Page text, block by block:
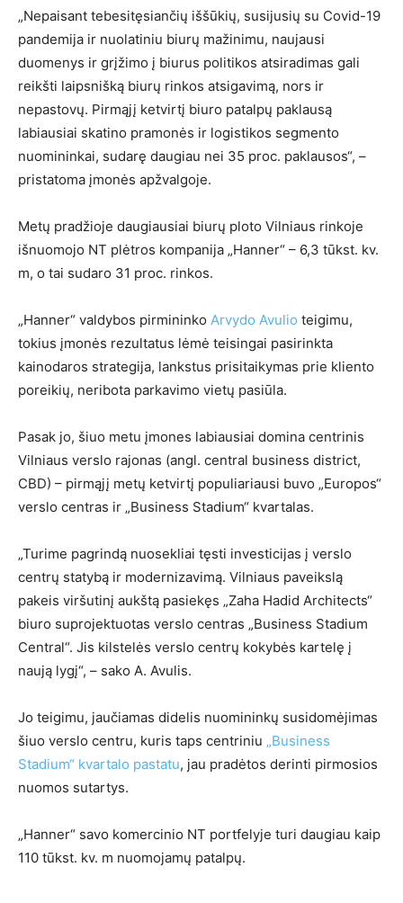
„Nepaisant tebesitęsiančių iššūkių, susijusių su Covid-19
pandemija ir nuolatiniu biurų mažinimu, naujausi
duomenys ir grįžimo į biurus politikos atsiradimas gali
reikšti laipsnišką biurų rinkos atsigavimą, nors ir
nepastovų. Pirmąjį ketvirtį biuro patalpų paklausą
labiausiai skatino pramonės ir logistikos segmento
nuomininkai, sudarę daugiau nei 35 proc. paklausos“, –
pristatoma įmonės apžvalgoje.
Metų pradžioje daugiausiai biurų ploto Vilniaus rinkoje
išnuomojo NT plėtros kompanija „Hanner“ – 6,3 tūkst. kv.
m, o tai sudaro 31 proc. rinkos.
„Hanner“ valdybos pirmininko Arvydo Avulio teigimu,
tokius įmonės rezultatus lėmė teisingai pasirinkta
kainodaros strategija, lankstus prisitaikymas prie kliento
poreikių, neribota parkavimo vietų pasiūla.
Pasak jo, šiuo metu įmones labiausiai domina centrinis
Vilniaus verslo rajonas (angl. central business district,
CBD) – pirmąjį metų ketvirtį populiariausi buvo „Europos“
verslo centras ir „Business Stadium“ kvartalas.
„Turime pagrindą nuosekliai tęsti investicijas į verslo
centrų statybą ir modernizavimą. Vilniaus paveikslą
pakeis viršutinį aukštą pasiekęs „Zaha Hadid Architects“
biuro suprojektuotas verslo centras „Business Stadium
Central“. Jis kilstelės verslo centrų kokybės kartelę į
naują lygį“, – sako A. Avulis.
Jo teigimu, jaučiamas didelis nuomininkų susidomėjimas
šiuo verslo centru, kuris taps centriniu „Business
Stadium“ kvartalo pastatu, jau pradėtos derinti pirmosios
nuomos sutartys.
„Hanner“ savo komercinio NT portfelyje turi daugiau kaip
110 tūkst. kv. m nuomojamų patalpų.